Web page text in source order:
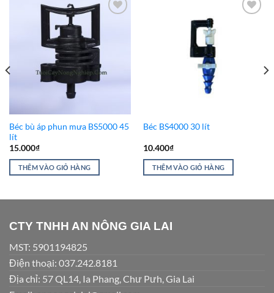
Béc bù áp phun mưa BS5000 45
lít
15.000₫
THÊM VÀO GIỎ HÀNG
Béc BS4000 30 lít
10.400₫
THÊM VÀO GIỎ HÀNG
CTY TNHH AN NÔNG GIA LAI
MST: 5901194825
Điện thoại: 037.242.8181
Địa chỉ: 57 QL14, Ia Phang, Chư Pưh, Gia Lai